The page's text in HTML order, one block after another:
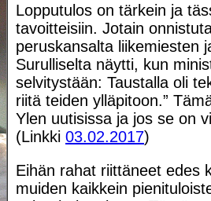
Lopputulos on tärkein ja
tavoitteisiin. Jotain
peruskansalta liikemiesten
Surulliselta näytti, kun
selvitystään: Taustalla oli
riitä teiden ylläpitoon.”
Ylen uutisissa ja jos se on
(Linkki 03.02.2017)
Eihän rahat riittäneet edes
muiden kaikkein